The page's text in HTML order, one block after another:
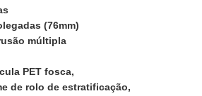
(76mm)
múltipla
PET fosca,
de rolo de estratificação,